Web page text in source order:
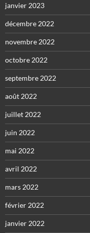
janvier 2023
décembre 2022
novembre 2022
octobre 2022
septembre 2022
août 2022
juillet 2022
juin 2022
mai 2022
avril 2022
mars 2022
février 2022
janvier 2022